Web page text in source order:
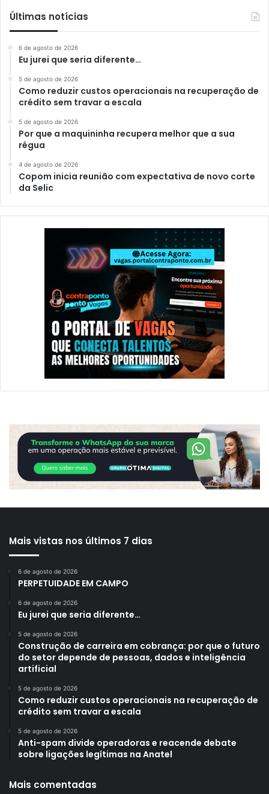
Últimas notícias
6 de agosto de 2026
Eu jurei que seria diferente…
5 de agosto de 2026
Como reduzir custos operacionais na recuperação de
crédito sem travar a escala
5 de agosto de 2026
Por que a maquininha recupera melhor que a sua
régua
4 de agosto de 2026
Copom inicia reunião com expectativa de novo corte
da Selic
Mais vistas nos últimos 7 dias
6 de agosto de 2026
PERPETUIDADE EM CAMPO
6 de agosto de 2026
Eu jurei que seria diferente…
5 de agosto de 2026
Construção de carreira em cobrança: por que o futuro
do setor depende de pessoas, dados e inteligência
artificial
5 de agosto de 2026
Como reduzir custos operacionais na recuperação de
crédito sem travar a escala
5 de agosto de 2026
Anti-spam divide operadoras e reacende debate
sobre ligações legítimas na Anatel
Mais comentadas